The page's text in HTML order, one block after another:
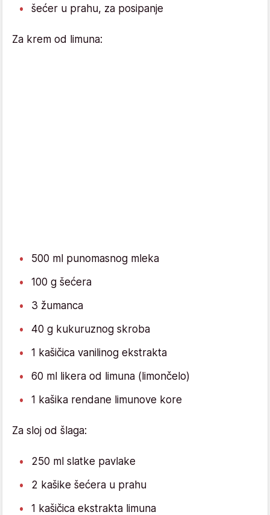
šećer u prahu, za posipanje
Za krem od limuna:
500 ml punomasnog mleka
100 g šećera
3 žumanca
40 g kukuruznog skroba
1 kašičica vanilinog ekstrakta
60 ml likera od limuna (limončelo)
1 kašika rendane limunove kore
Za sloj od šlaga:
250 ml slatke pavlake
2 kašike šećera u prahu
1 kašičica ekstrakta limuna